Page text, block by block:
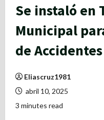
Se instaló en
Municipal
de Accidentes
Eliascruz1981
abril 10, 2025
3 minutes read